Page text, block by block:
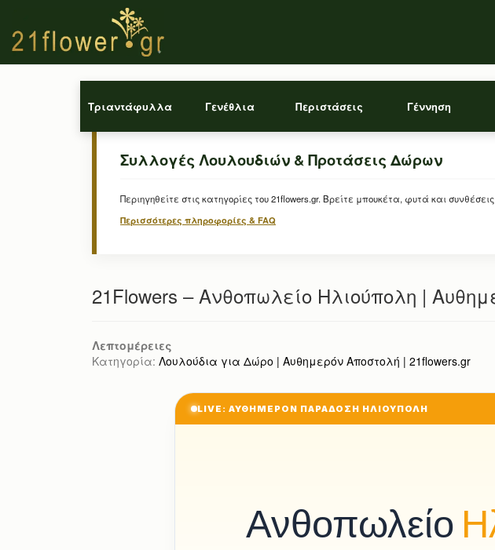
Τριαντάφυλλα Γενέθλια Περιστάσεις Γέννηση
Συλλογές Λουλουδιών & Προτάσεις Δώρων
Περιηγηθείτε στις κατηγορίες του 21flowers.gr. Βρείτε μπουκέτα, φυτά και
Περισσότερες πληροφορίες & FAQ
21Flowers – Ανθοπωλείο Ηλιούπολη |
Λεπτομέρειες
Κατηγορία: Λουλούδια για Δώρο | Αυθημερόν Αποστολή | 21flowers.gr
LIVE: ΑΥΘΗΜΕΡΟΝ ΠΑΡΑΔΟΣΗ ΗΛΙΟΥΠΟΛΗ
Ανθοπωλείο